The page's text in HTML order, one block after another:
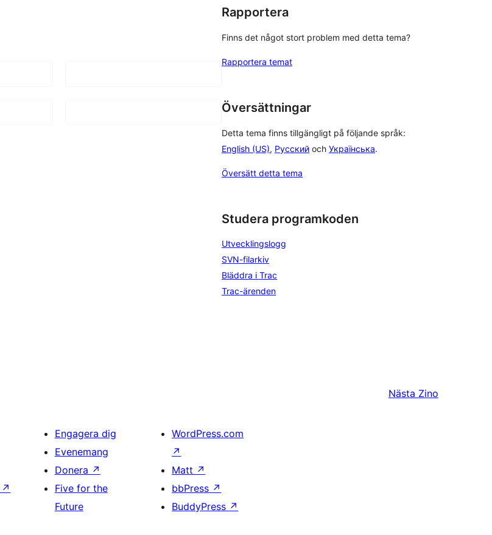
Rapportera
Finns det något stort problem med detta tema?
Rapportera temat
Översättningar
Detta tema finns tillgängligt på följande språk:
English (US), Русский och Українська.
Översätt detta tema
Studera programkoden
Utvecklingslogg
SVN-filarkiv
Bläddra i Trac
Trac-ärenden
Nästa Zino
↗
Engagera dig
Evenemang
Donera ↗
Five for the
Future
WordPress.com
↗
Matt ↗
bbPress ↗
BuddyPress ↗